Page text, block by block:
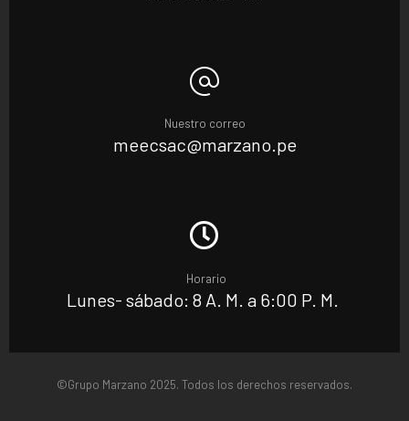
Nuestro correo
meecsac@marzano.pe
Horario
Lunes- sábado: 8 A. M. a 6:00 P. M.
©Grupo Marzano 2025. Todos los derechos reservados.